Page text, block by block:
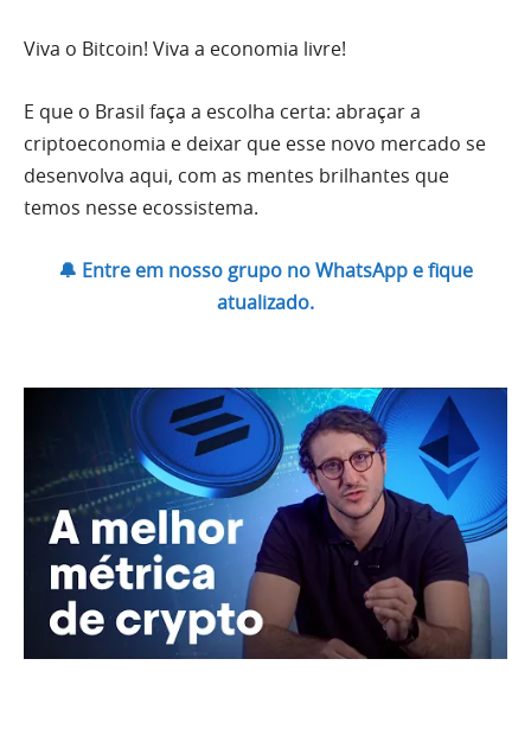
Viva o Bitcoin! Viva a economia livre!
E que o Brasil faça a escolha certa: abraçar a
criptoeconomia e deixar que esse novo mercado se
desenvolva aqui, com as mentes brilhantes que
temos nesse ecossistema.
🔔 Entre em nosso grupo no WhatsApp e fique
atualizado.